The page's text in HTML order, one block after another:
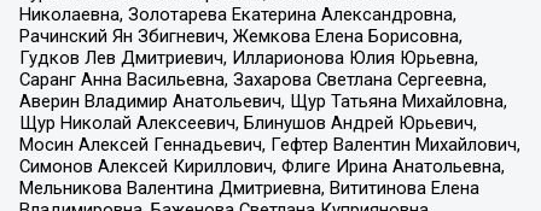
Николаевна, Золотарева Екатерина Александровна,
Рачинский Ян Збигневич, Жемкова Елена Борисовна,
Гудков Лев Дмитриевич, Илларионова Юлия Юрьевна,
Саранг Анна Васильевна, Захарова Светлана Сергеевна,
Аверин Владимир Анатольевич, Щур Татьяна Михайловна,
Щур Николай Алексеевич, Блинушов Андрей Юрьевич,
Мосин Алексей Геннадьевич, Гефтер Валентин Михайлович,
Симонов Алексей Кириллович, Флиге Ирина Анатольевна,
Мельникова Валентина Дмитриевна, Вититинова Елена